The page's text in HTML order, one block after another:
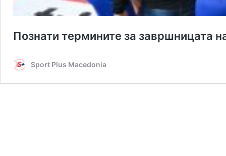
Познати термините за завршницата
Sport Plus Macedonia